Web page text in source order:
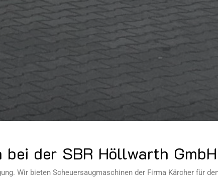
der SBR Höllwarth GmbH
Wir bieten Scheuersaugmaschinen der Firma Kärcher für